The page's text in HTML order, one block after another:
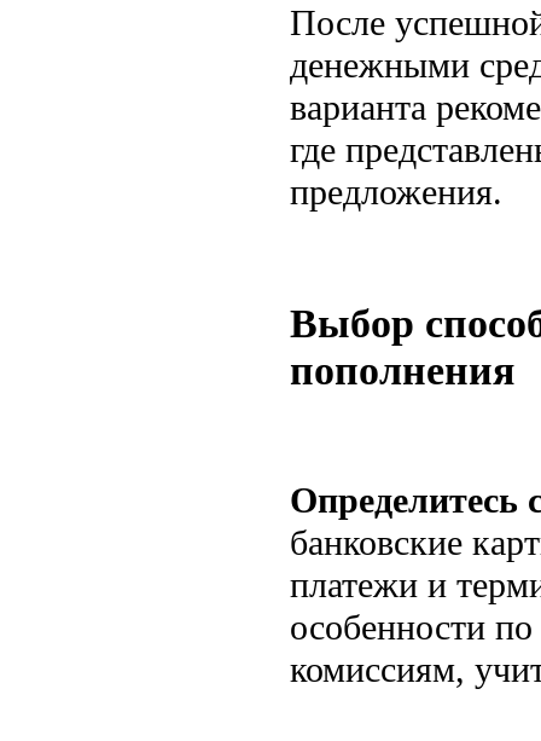
После
денежными
варианта
где
предложения.
Выбор
пополнения
Определитесь
банковские
платежи и
особенности
комиссиям,